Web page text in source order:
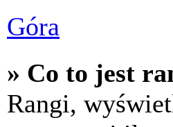
Góra
» Co to jest
Rangi,